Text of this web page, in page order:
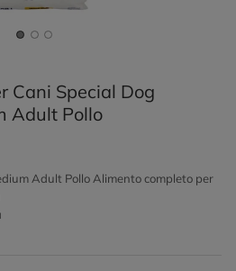
Cani Special Dog
Adult Pollo
Adult Pollo Alimento completo per